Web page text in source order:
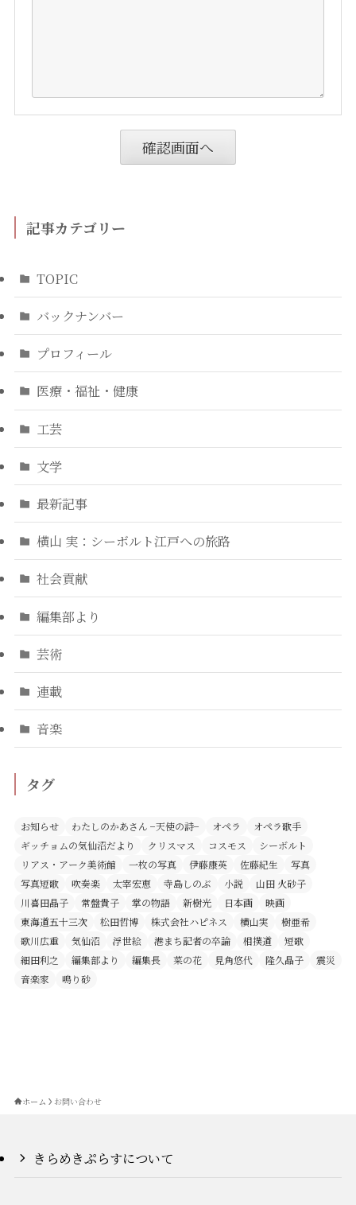
記事カテゴリー
TOPIC
バックナンバー
プロフィール
医療・福祉・健康
工芸
文学
最新記事
横山 実：シーボルト江戸への旅路
社会貢献
編集部より
芸術
連載
音楽
タグ
お知らせ わたしのかあさん −天使の詩− オペラ
オペラ歌手
ギッチョムの気仙沼だより
クリスマス コスモス
シーボルト
リアス・アーク美術館
一枚の写真 伊藤康英 佐藤紀生
写真
写真短歌
吹奏楽 太宰宏恵 寺島しのぶ 小説
山田 火砂子
川喜田晶子
常盤貴子 掌の物語 新樹光 日本画
映画
東海道五十三次
松田哲博 株式会社ハピネス 横山実
樹亜希
歌川広重
気仙沼 浮世絵 港まち記者の卒論 相撲道
短歌
細田利之
編集部より 編集長 菜の花 見角悠代 隆久晶子
震災
音楽家
鳴り砂
ホーム お問い合わせ
きらめきぷらすについて